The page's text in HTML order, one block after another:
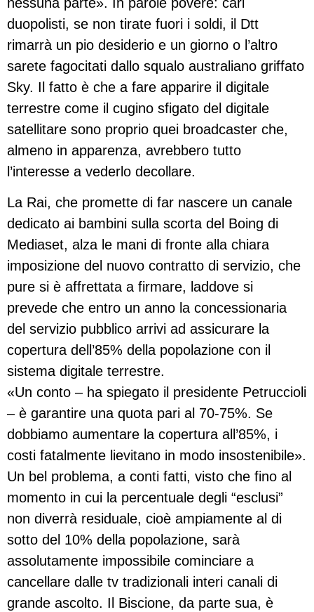
duopolisti, se non tirate fuori i soldi, il Dtt
rimarrà un pio desiderio e un giorno o l’altro
sarete fagocitati dallo squalo australiano griffato
Sky. Il fatto è che a fare apparire il digitale
terrestre come il cugino sfigato del digitale
satellitare sono proprio quei broadcaster che,
almeno in apparenza, avrebbero tutto
l’interesse a vederlo decollare.
La Rai, che promette di far nascere un canale
dedicato ai bambini sulla scorta del Boing di
Mediaset, alza le mani di fronte alla chiara
imposizione del nuovo contratto di servizio, che
pure si è affrettata a firmare, laddove si
prevede che entro un anno la concessionaria
del servizio pubblico arrivi ad assicurare la
copertura dell’85% della popolazione con il
sistema digitale terrestre.
«Un conto – ha spiegato il presidente Petruccioli
– è garantire una quota pari al 70-75%. Se
dobbiamo aumentare la copertura all’85%, i
costi fatalmente lievitano in modo insostenibile».
Un bel problema, a conti fatti, visto che fino al
momento in cui la percentuale degli “esclusi”
non diverrà residuale, cioè ampiamente al di
sotto del 10% della popolazione, sarà
assolutamente impossibile cominciare a
cancellare dalle tv tradizionali interi canali di
grande ascolto. Il Biscione, da parte sua, è